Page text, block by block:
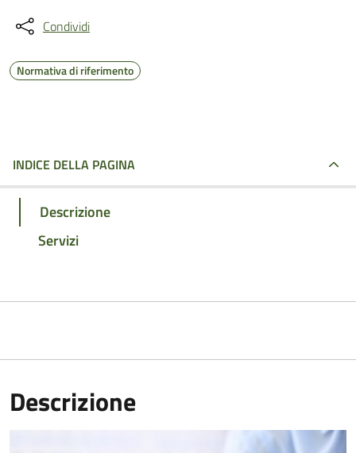
Condividi
Normativa di riferimento
INDICE DELLA PAGINA
Descrizione
Servizi
Descrizione